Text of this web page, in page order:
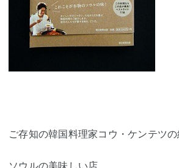
ご存知の韓国料理家コウ・ケンテツ
ソウルの美味しい店